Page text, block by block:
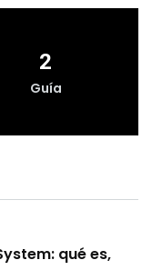
2
Guía
qué es,